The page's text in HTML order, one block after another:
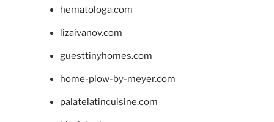
hematologa.com
lizaivanov.com
guesttinyhomes.com
home-plow-by-meyer.com
palatelatincuisine.com